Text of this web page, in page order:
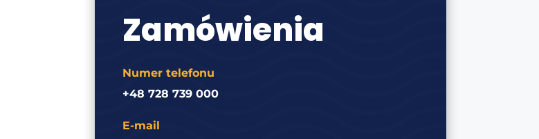
Zamówienia
Numer telefonu
+48 728 739 000
E-mail